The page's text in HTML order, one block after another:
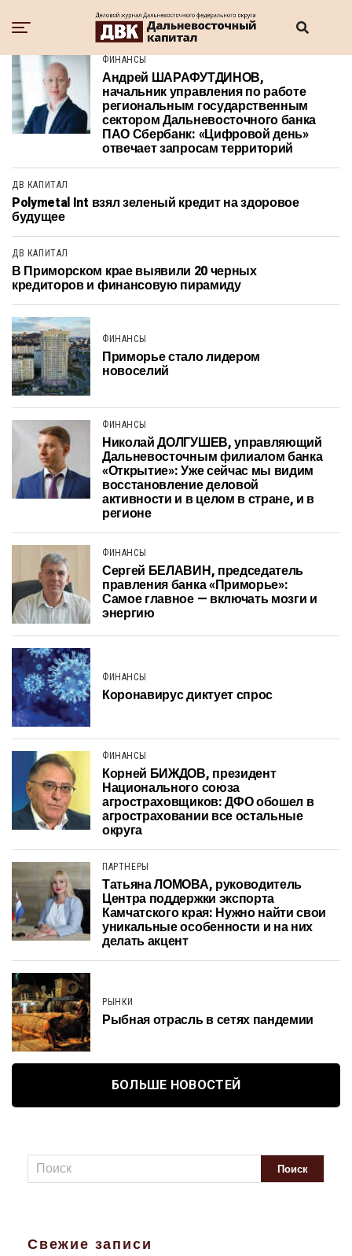
ФИНАНСЫ
Андрей ШАРАФУТДИНОВ,
начальник управления по работе
региональным государственным
сектором Дальневосточного банка
ПАО Сбербанк: «Цифровой день»
отвечает запросам территорий
ДВ КАПИТАЛ
Polymetal Int взял зеленый кредит на здоровое
будущее
ДВ КАПИТАЛ
В Приморском крае выявили 20 черных
кредиторов и финансовую пирамиду
ФИНАНСЫ
Приморье стало лидером
новоселий
ФИНАНСЫ
Николай ДОЛГУШЕВ, управляющий
Дальневосточным филиалом банка
«Открытие»: Уже сейчас мы видим
восстановление деловой
активности и в целом в стране, и в
регионе
ФИНАНСЫ
Сергей БЕЛАВИН, председатель
правления банка «Приморье»:
Самое главное — включать мозги и
энергию
ФИНАНСЫ
Коронавирус диктует спрос
ФИНАНСЫ
Корней БИЖДОВ, президент
Национального союза
агростраховщиков: ДФО обошел в
агростраховании все остальные
округа
ПАРТНЕРЫ
Татьяна ЛОМОВА, руководитель
Центра поддержки экспорта
Камчатского края: Нужно найти свои
уникальные особенности и на них
делать акцент
РЫНКИ
Рыбная отрасль в сетях пандемии
БОЛЬШЕ НОВОСТЕЙ
Свежие записи